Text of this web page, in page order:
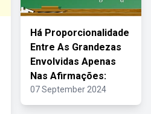
Há Proporcionalidade
Entre As Grandezas
Envolvidas Apenas
Nas Afirmações:
07 September 2024